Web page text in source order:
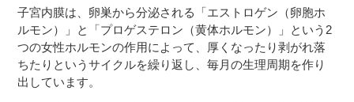
子宮内膜は、卵巣から分泌される「エストロゲン（卵胞ホ
ルモン）」と「プロゲステロン（黄体ホルモン）」という2
つの女性ホルモンの作用によって、厚くなったり剥がれ落
ちたりというサイクルを繰り返し、毎月の生理周期を作り
出しています。